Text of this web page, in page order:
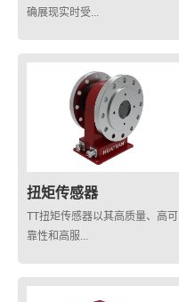
确展现实时受...
扭矩传感器
TT扭矩传感器以其高质量、高可
靠性和高服...